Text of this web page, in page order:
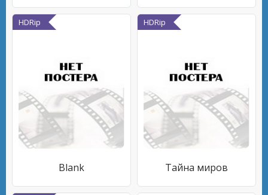
HDRip
Blank
HDRip
Тайна миров